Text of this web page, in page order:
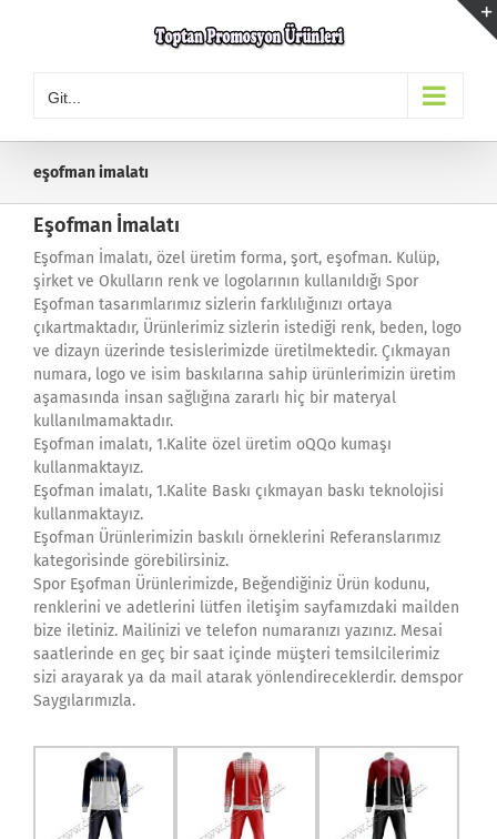
Git...
eşofman imalatı
Eşofman İmalatı
Eşofman İmalatı, özel üretim forma, şort, eşofman. Kulüp,
şirket ve Okulların renk ve logolarının kullanıldığı Spor
Eşofman tasarımlarımız sizlerin farklılığınızı ortaya
çıkartmaktadır, Ürünlerimiz sizlerin istediği renk, beden, logo
ve dizayn üzerinde tesislerimizde üretilmektedir. Çıkmayan
numara, logo ve isim baskılarına sahip ürünlerimizin üretim
aşamasında insan sağlığına zararlı hiç bir materyal
kullanılmamaktadır.
Eşofman imalatı, 1.Kalite özel üretim oQQo kumaşı
kullanmaktayız.
Eşofman imalatı, 1.Kalite Baskı çıkmayan baskı teknolojisi
kullanmaktayız.
Eşofman Ürünlerimizin baskılı örneklerini Referanslarımız
kategorisinde görebilirsiniz.
Spor Eşofman Ürünlerimizde, Beğendiğiniz Ürün kodunu,
renklerini ve adetlerini lütfen iletişim sayfamızdaki mailden
bize iletiniz. Mailinizi ve telefon numaranızı yazınız. Mesai
saatlerinde en geç bir saat içinde müşteri temsilcilerimiz
sizi arayarak ya da mail atarak yönlendireceklerdir. demspor
Saygılarımızla.